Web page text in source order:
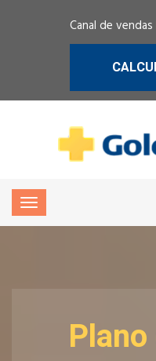
Canal de vendas